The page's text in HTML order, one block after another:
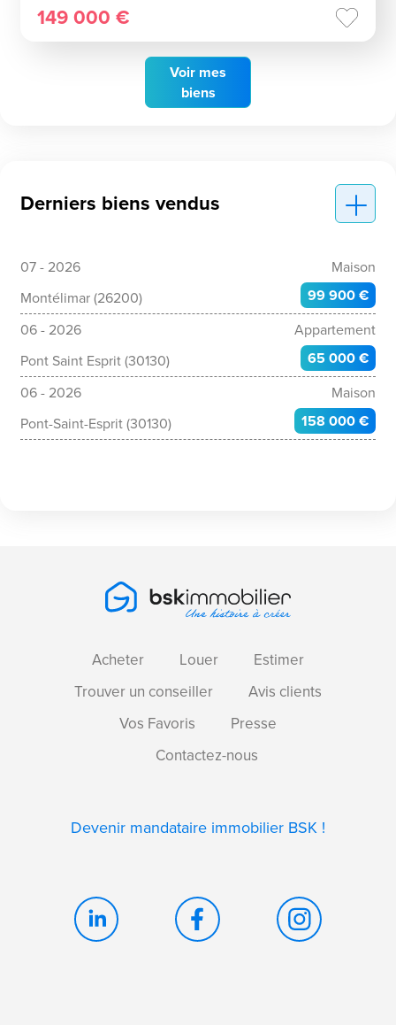
Voir mes
biens
149 000 €
Derniers biens vendus
07 - 2026
Maison
Montélimar (26200)
99 900 €
06 - 2026
Appartement
Pont Saint Esprit (30130)
65 000 €
06 - 2026
Maison
Pont-Saint-Esprit (30130)
158 000 €
Acheter Louer
Estimer
Trouver un conseiller
Avis clients
Vos Favoris
Presse
Contactez-nous
Devenir mandataire immobilier BSK !